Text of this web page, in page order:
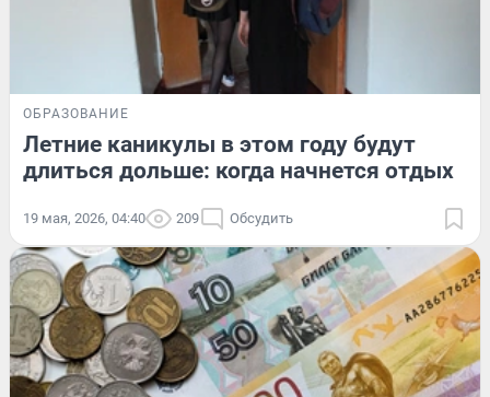
ОБРАЗОВАНИЕ
Летние каникулы в этом году будут
длиться дольше: когда начнется отдых
19 мая, 2026, 04:40 209 Обсудить